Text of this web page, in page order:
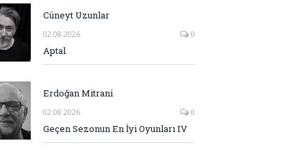
Cüneyt Uzunlar
02.08.2026 0
Aptal
Erdoğan Mitrani
02.08.2026 0
Geçen Sezonun En İyi Oyunları IV